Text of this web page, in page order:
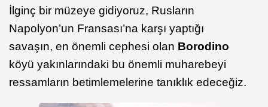
İlginç bir müzeye gidiyoruz, Rusların
Napolyon’un Fransası’na karşı yaptığı
savaşın, en önemli cephesi olan Borodino
köyü yakınlarındaki bu önemli muharebeyi
ressamların betimlemelerine tanıklık edeceğiz.